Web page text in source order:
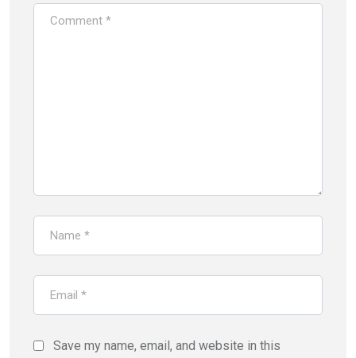
Save my name, email, and website in this